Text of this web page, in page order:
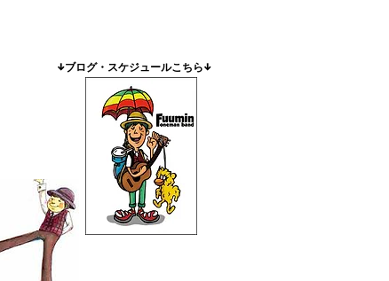
​↓ブログ・スケジュールこちら↓